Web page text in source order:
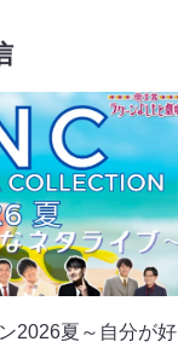
2026夏～自分が好